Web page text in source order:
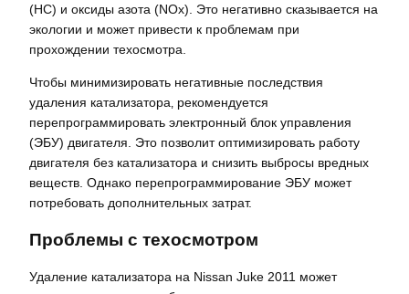
(HC) и оксиды азота (NOx). Это негативно сказывается на
экологии и может привести к проблемам при
прохождении техосмотра.
Чтобы минимизировать негативные последствия
удаления катализатора‚ рекомендуется
перепрограммировать электронный блок управления
(ЭБУ) двигателя. Это позволит оптимизировать работу
двигателя без катализатора и снизить выбросы вредных
веществ. Однако перепрограммирование ЭБУ может
потребовать дополнительных затрат.
Проблемы с техосмотром
Удаление катализатора на Nissan Juke 2011 может